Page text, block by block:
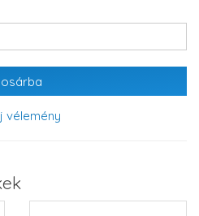
vélemény